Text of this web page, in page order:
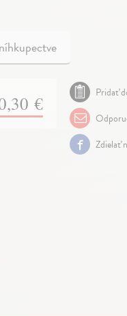
€
Pridať
Zdielať